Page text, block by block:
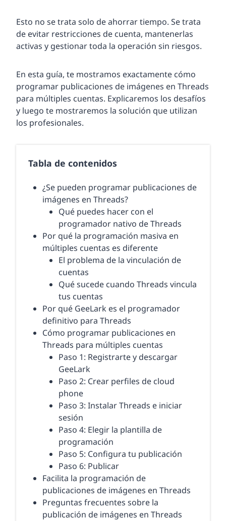
Esto no se trata solo de ahorrar tiempo. Se trata
de evitar restricciones de cuenta, mantenerlas
activas y gestionar toda la operación sin riesgos.
En esta guía, te mostramos exactamente cómo
programar publicaciones de imágenes en Threads
para múltiples cuentas. Explicaremos los desafíos
y luego te mostraremos la solución que utilizan
los profesionales.
Tabla de contenidos
¿Se pueden programar publicaciones de
imágenes en Threads?
Qué puedes hacer con el
programador nativo de Threads
Por qué la programación masiva en
múltiples cuentas es diferente
El problema de la vinculación de
cuentas
Qué sucede cuando Threads vincula
tus cuentas
Por qué GeeLark es el programador
definitivo para Threads
Cómo programar publicaciones en
Threads para múltiples cuentas
Paso 1: Registrarte y descargar
GeeLark
Paso 2: Crear perfiles de cloud
phone
Paso 3: Instalar Threads e iniciar
sesión
Paso 4: Elegir la plantilla de
programación
Paso 5: Configura tu publicación
Paso 6: Publicar
Facilita la programación de
publicaciones de imágenes en Threads
Preguntas frecuentes sobre la
publicación de imágenes en Threads